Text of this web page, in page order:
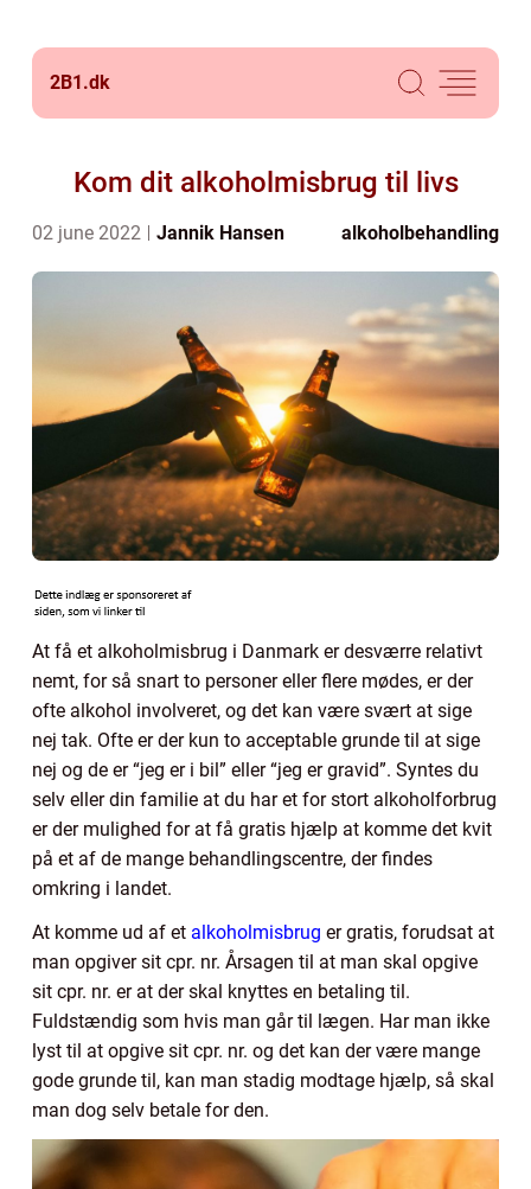
2B1.dk
Kom dit alkoholmisbrug til livs
02 june 2022 Jannik Hansen alkoholbehandling
At få et alkoholmisbrug i Danmark er desværre relativt
nemt, for så snart to personer eller flere mødes, er der
ofte alkohol involveret, og det kan være svært at sige
nej tak. Ofte er der kun to acceptable grunde til at sige
nej og de er “jeg er i bil” eller “jeg er gravid”. Syntes du
selv eller din familie at du har et for stort alkoholforbrug
er der mulighed for at få gratis hjælp at komme det kvit
på et af de mange behandlingscentre, der findes
omkring i landet.
At komme ud af et alkoholmisbrug er gratis, forudsat at
man opgiver sit cpr. nr. Årsagen til at man skal opgive
sit cpr. nr. er at der skal knyttes en betaling til.
Fuldstændig som hvis man går til lægen. Har man ikke
lyst til at opgive sit cpr. nr. og det kan der være mange
gode grunde til, kan man stadig modtage hjælp, så skal
man dog selv betale for den.